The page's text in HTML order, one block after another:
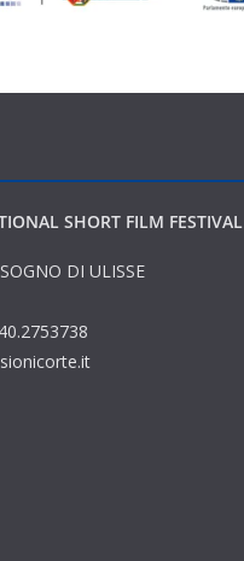
SHORT FILM FESTIVAL
DI ULISSE